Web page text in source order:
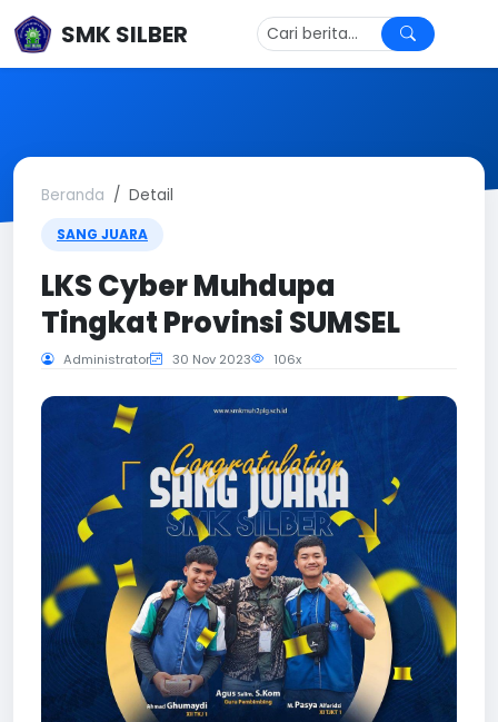
SMK SILBER
Beranda Detail
SANG JUARA
LKS Cyber Muhdupa
Tingkat Provinsi SUMSEL
Administrator 30 Nov 2023 106x